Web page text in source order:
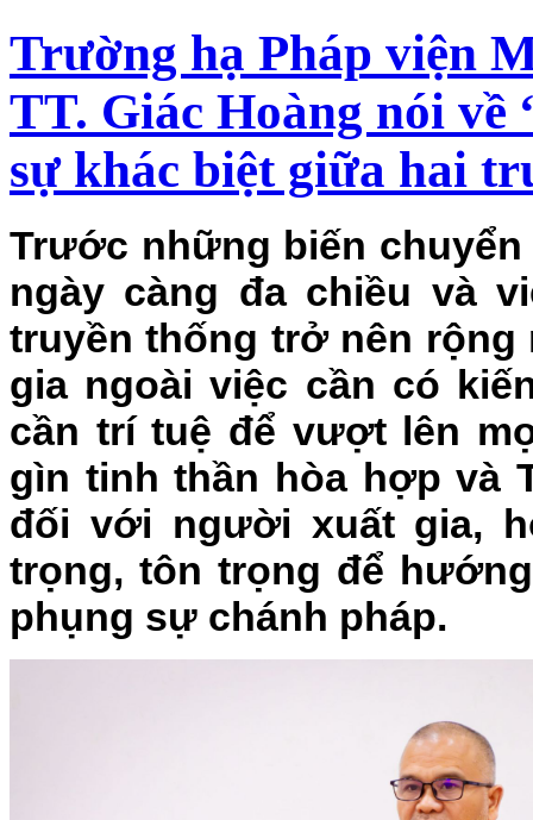
Trường hạ Pháp viện
TT. Giác Hoàng nói
sự khác biệt giữa hai
Trước những biến
ngày càng đa chiều và
truyền thống trở nên
gia ngoài việc cần có
cần trí tuệ để vượt lên
gìn tinh thần hòa hợp và
đối với người xuất gia,
trọng, tôn trọng để
phụng sự chánh pháp.